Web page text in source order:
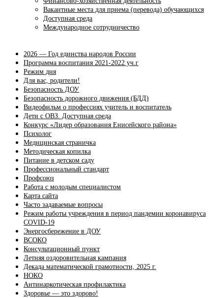
Вакантные места для приема (перевода) обучающихся
Доступная среда
Международное сотрудничество
2026 — Год единства народов России
Программа воспитания 2021-2022 уч.г
Режим дня
Для вас, родители!
Безопасность ДОУ
Безопасность дорожного движения (БДД)
Видеофильм о профессиях учитель и воспитатель
Дети с ОВЗ. Доступная среда
Конкурс «Лидер образования Енисейского района»
Психолог
Медицинская страничка
Методическая копилка
Питание в детском саду
Профессиональный стандарт
Профсоюз
Работа с молодым специалистом
Карта сайта
Часто задаваемые вопросы
Режим работы учреждения в период пандемии коронавируса
COVID-19
Энергосбережение в ДОУ
ВСОКО
Консультационный пункт
Летняя оздоровительная кампания
Декада математической грамотности, 2025 г.
НОКО
Антинаркотическая профилактика
Здоровье — это здорово!